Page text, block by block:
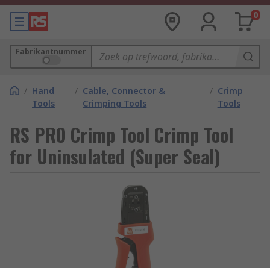
0
Fabrikantnummer
/ Hand
Tools
/ Cable, Connector &
Crimping Tools
/ Crimp
Tools
RS PRO Crimp Tool Crimp Tool
for Uninsulated (Super Seal)